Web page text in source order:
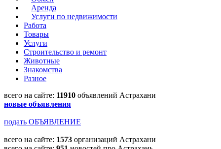
Аренда
Услуги по недвижимости
Работа
Товары
Услуги
Строительство и ремонт
Животные
Знакомства
Разное
всего на сайте: 11910 объявлений Астрахани
новые объявления
подать ОБЪЯВЛЕНИЕ
всего на сайте: 1573 организаций Астрахани